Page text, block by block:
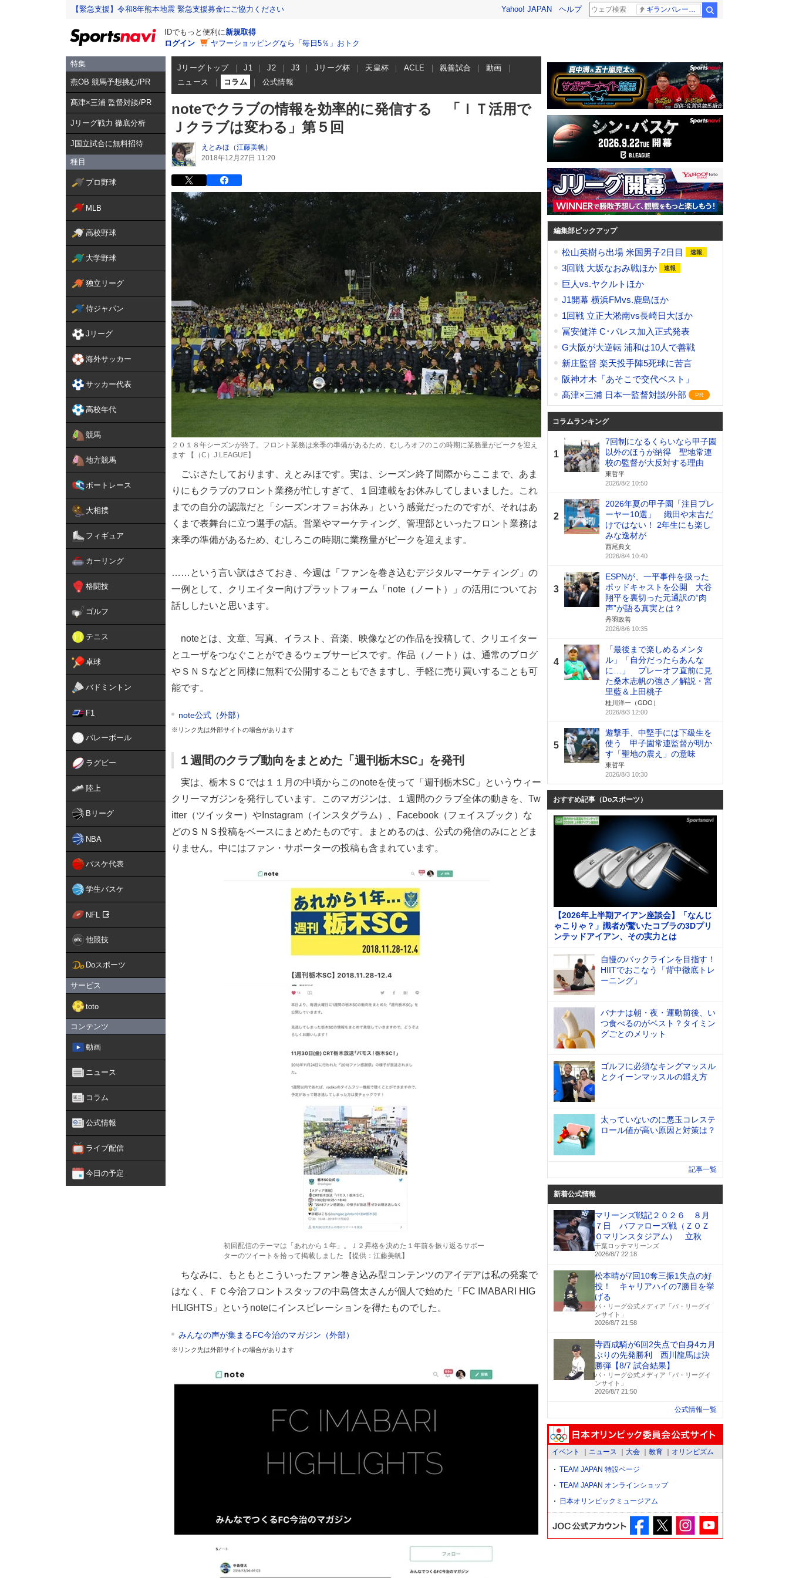
【緊急支援】令和8年熊本地震 緊急支援募金にご協力ください Yahoo! JAPAN ヘルプ
IDでもっと便利に新規取得
ログイン
ヤフーショッピングなら「毎日5％」おトク
特集
燕OB 競馬予想挑む/PR
髙津×三浦 監督対談/PR
Jリーグ戦力 徹底分析
J国立試合に無料招待
種目
プロ野球
MLB
高校野球
大学野球
独立リーグ
侍ジャパン
Jリーグ
海外サッカー
サッカー代表
高校年代
競馬
地方競馬
ボートレース
大相撲
フィギュア
カーリング
格闘技
ゴルフ
テニス
卓球
バドミントン
F1
バレーボール
ラグビー
陸上
Bリーグ
NBA
バスケ代表
学生バスケ
NFL
他競技
Doスポーツ
サービス
toto
コンテンツ
動画
ニュース
コラム
公式情報
ライブ配信
今日の予定
Jリーグトップ J1 J2 J3 Jリーグ杯 天皇杯 ACLE 親善試合
動画
ニュース
コラム 公式情報
noteでクラブの情報を効率的に発信する 「ＩＴ活用で
Ｊクラブは変わる」第５回
えとみほ（江藤美帆）
2018年12月27日 11:20
２０１８年シーズンが終了。フロント業務は来季の準備があるため、むしろオフのこの時期に業務量がピークを迎え
ます 【（C）J.LEAGUE】
ごぶさたしております、えとみほです。実は、シーズン終了間際からここまで、あま
りにもクラブのフロント業務が忙しすぎて、１回連載をお休みしてしまいました。これ
までの自分の認識だと「シーズンオフ＝お休み」という感覚だったのですが、それはあ
くまで表舞台に立つ選手の話。営業やマーケティング、管理部といったフロント業務は
来季の準備があるため、むしろこの時期に業務量がピークを迎えます。
……という言い訳はさておき、今週は「ファンを巻き込むデジタルマーケティング」の
一例として、クリエイター向けプラットフォーム「note（ノート）」の活用についてお
話ししたいと思います。
noteとは、文章、写真、イラスト、音楽、映像などの作品を投稿して、クリエイター
とユーザをつなぐことができるウェブサービスです。作品（ノート）は、通常のブログ
やＳＮＳなどと同様に無料で公開することもできますし、手軽に売り買いすることも可
能です。
note公式（外部）
※リンク先は外部サイトの場合があります
１週間のクラブ動向をまとめた「週刊栃木SC」を発刊
実は、栃木ＳＣでは１１月の中頃からこのnoteを使って「週刊栃木SC」というウィー
クリーマガジンを発行しています。このマガジンは、１週間のクラブ全体の動きを、Tw
itter（ツイッター）やInstagram（インスタグラム）、Facebook（フェイスブック）な
どのＳＮＳ投稿をベースにまとめたものです。まとめるのは、公式の発信のみにとどま
りません。中にはファン・サポーターの投稿も含まれています。
初回配信のテーマは「あれから１年」。Ｊ２昇格を決めた１年前を振り返るサポー
ターのツイートを拾って掲載しました 【提供：江藤美帆】
ちなみに、もともとこういったファン巻き込み型コンテンツのアイデアは私の発案で
はなく、ＦＣ今治フロントスタッフの中島啓太さんが個人で始めた「FC IMABARI HIG
HLIGHTS」というnoteにインスピレーションを得たものでした。
みんなの声が集まるFC今治のマガジン（外部）
※リンク先は外部サイトの場合があります
編集部ピックアップ
松山英樹ら出場 米国男子2日目
3回戦 大坂なおみ戦ほか
巨人vs.ヤクルトほか
J1開幕 横浜FMvs.鹿島ほか
1回戦 立正大淞南vs長崎日大ほか
冨安健洋 C･パレス加入正式発表
G大阪が大逆転 浦和は10人で善戦
新庄監督 楽天投手陣5死球に苦言
阪神才木「あそこで交代ベスト」
髙津×三浦 日本一監督対談/外部
コラムランキング
1
7回制になるくらいなら甲子園
以外のほうが納得 聖地常連
校の監督が大反対する理由
東哲平
2026/8/2 10:50
2
2026年夏の甲子園「注目プレ
ーヤー10選」 織田や末吉だ
けではない！ 2年生にも楽し
みな逸材が
西尾典文
2026/8/4 10:40
3
ESPNが、一平事件を扱った
ポッドキャストを公開 大谷
翔平を裏切った元通訳の“肉
声”が語る真実とは？
丹羽政善
2026/8/6 10:35
4
「最後まで楽しめるメンタ
ル」「自分だったらあんな
に…」 プレーオフ直前に見
た桑木志帆の強さ／解説・宮
里藍＆上田桃子
桂川洋一（GDO）
2026/8/3 12:00
5
遊撃手、中堅手には下級生を
使う 甲子園常連監督が明か
す「聖地の震え」の意味
東哲平
2026/8/3 10:30
おすすめ記事（Doスポーツ）
【2026年上半期アイアン座談会】「なんじ
ゃこりゃ？」識者が驚いたコブラの3Dプリ
ンテッドアイアン、その実力とは
自慢のバックラインを目指す！
HIITでおこなう「背中徹底トレ
ーニング」
バナナは朝・夜・運動前後、い
つ食べるのがベスト？タイミン
グごとのメリット
ゴルフに必須なキングマッスル
とクイーンマッスルの鍛え方
太っていないのに悪玉コレステ
ロール値が高い原因と対策は？
記事一覧
新着公式情報
マリーンズ戦記２０２６ ８月
７日 バファローズ戦（ＺＯＺ
Ｏマリンスタジアム） 立秋
千葉ロッテマリーンズ
2026/8/7 22:18
松本晴が7回10奪三振1失点の好
投！ キャリアハイの7勝目を挙
げる
パ・リーグ公式メディア「パ・リーグイ
ンサイト」
2026/8/7 21:58
寺西成騎が6回2失点で自身4カ月
ぶりの先発勝利 西川龍馬は決
勝弾【8/7 試合結果】
パ・リーグ公式メディア「パ・リーグイ
ンサイト」
2026/8/7 21:50
公式情報一覧
イベント ニュース 大会 教育 オリンピズム
TEAM JAPAN 特設ページ
TEAM JAPAN オンラインショップ
日本オリンピックミュージアム